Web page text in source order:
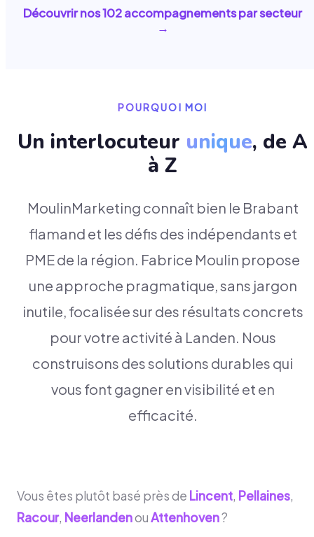
Découvrir nos102accompagnements par secteur
→
POURQUOI MOI
Un interlocuteur unique, de A
à Z
MoulinMarketing connaît bien le Brabant
flamand et les défis des indépendants et
PME de la région. Fabrice Moulin propose
une approche pragmatique, sans jargon
inutile, focalisée sur des résultats concrets
pour votre activité à Landen. Nous
construisons des solutions durables qui
vous font gagner en visibilité et en
efficacité.
Vous êtes plutôt basé près de Lincent, Pellaines,
Racour, NeerlandenouAttenhoven?